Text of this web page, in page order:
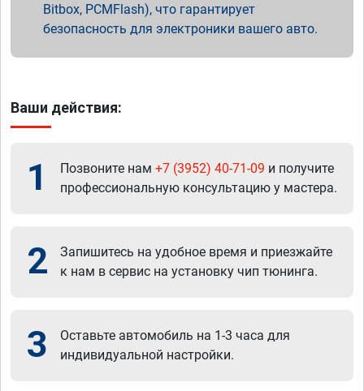
Bitbox, PCMFlash), что гарантирует
безопасность для электроники вашего авто.
Ваши действия:
1 Позвоните нам +7 (3952) 40-71-09 и получите
профессиональную консультацию у мастера.
2
Запишитесь на удобное время и приезжайте
к нам в сервис на установку чип тюнинга.
3
Оставьте автомобиль на 1-3 часа для
индивидуальной настройки.